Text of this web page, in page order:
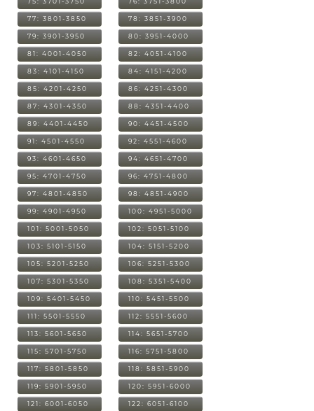
77: 3801-3850 78: 3851-3900
79: 3901-3950 80: 3951-4000
81: 4001-4050 82: 4051-4100
83: 4101-4150 84: 4151-4200
85: 4201-4250 86: 4251-4300
87: 4301-4350 88: 4351-4400
89: 4401-4450 90: 4451-4500
91: 4501-4550 92: 4551-4600
93: 4601-4650 94: 4651-4700
95: 4701-4750 96: 4751-4800
97: 4801-4850 98: 4851-4900
99: 4901-4950 100: 4951-5000
101: 5001-5050 102: 5051-5100
103: 5101-5150 104: 5151-5200
105: 5201-5250 106: 5251-5300
107: 5301-5350 108: 5351-5400
109: 5401-5450 110: 5451-5500
111: 5501-5550 112: 5551-5600
113: 5601-5650 114: 5651-5700
115: 5701-5750 116: 5751-5800
117: 5801-5850 118: 5851-5900
119: 5901-5950 120: 5951-6000
121: 6001-6050 122: 6051-6100